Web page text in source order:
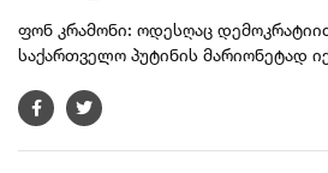
ფონ კრამონი: ოდესღაც
საქართველო პუტინის მარიონეტად